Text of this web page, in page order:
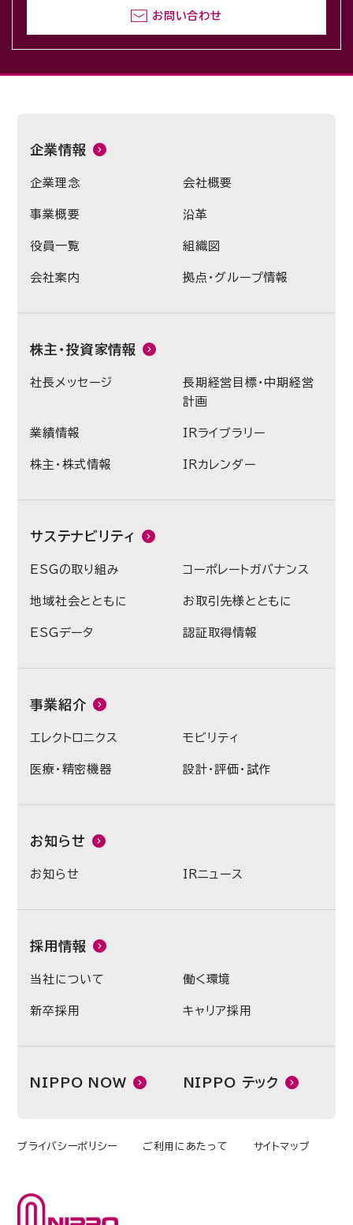
お問い合わせ
企業情報
企業理念 会社概要
事業概要 沿革
役員一覧 組織図
会社案内 拠点・グループ情報
株主・投資家情報
社長メッセージ
長期経営目標・中期経営
計画
業績情報 IRライブラリー
株主・株式情報 IRカレンダー
サステナビリティ
ESGの取り組み コーポレートガバナンス
地域社会とともに お取引先様とともに
ESGデータ 認証取得情報
事業紹介
エレクトロニクス モビリティ
医療・精密機器 設計・評価・試作
お知らせ
お知らせ IRニュース
採用情報
当社について 働く環境
新卒採用 キャリア採用
NIPPO NOW NIPPO テック
プライバシーポリシー ご利用にあたって サイトマップ